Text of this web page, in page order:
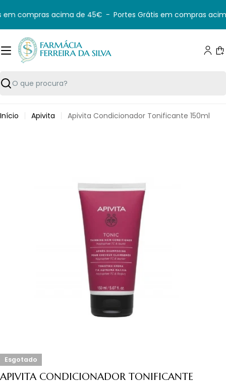
para
o
conteúdo
compras acima de 45€ - Portes Grátis em compras
Pesquisar
Início Apivita
Apivita Condicionador Tonificante 150ml
media 0 em modal
Esgotado
APIVITA CONDICIONADOR TONIFICANTE